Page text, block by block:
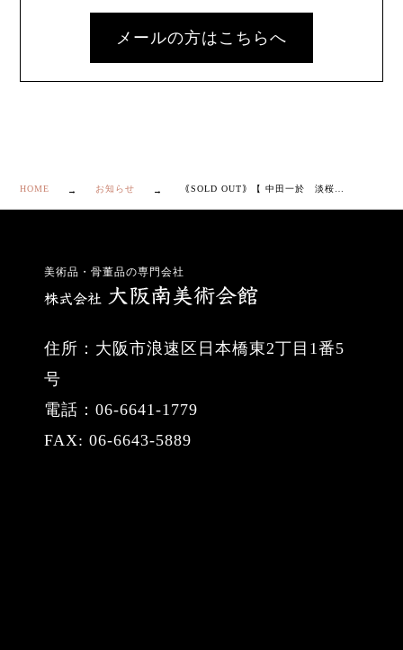
メールの方はこちらへ
HOME お知らせ
美術品・骨董品の専門会社
住所：大阪市浪速区日本橋東2丁目1番5
号
電話：06-6641-1779
FAX: 06-6643-5889